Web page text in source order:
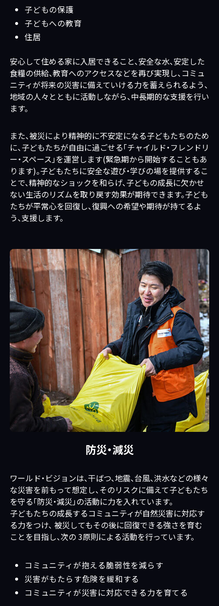
子どもの保護
子どもへの教育
住居
安心して住める家に入居できること、安全な水、安定した
食糧の供給、教育へのアクセスなどを再び実現し、コミュ
ニティが将来の災害に備えていける力を蓄えられるよう、
地域の人々とともに活動しながら、中長期的な支援を行い
ます。
また、被災により精神的に不安定になる子どもたちのため
に、子どもたちが自由に過ごせる「チャイルド・フレンドリ
ー・スペース」を運営します(緊急期から開始することもあ
ります)。子どもたちに安全な遊び・学びの場を提供するこ
とで、精神的なショックを和らげ、子どもの成長に欠かせ
ない生活のリズムを取り戻す効果が期待できます。子ども
たちが平常心を回復し、復興への希望や期待が持てるよ
う、支援します。
防災・減災
ワールド・ビジョンは、干ばつ、地震、台風、洪水などの様々
な災害を前もって想定し、そのリスクに備えて子どもたち
を守る「防災・減災」の活動に力を入れています。
子どもたちの成長するコミュニティが自然災害に対応す
る力をつけ、 被災してもその後に回復できる強さを育む
ことを目指し、次の 3原則による活動を行っています。
コミュニティが抱える脆弱性を減らす
災害がもたらす危険を緩和する
コミュニティが災害に対応できる力を育てる